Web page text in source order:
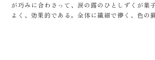
が巧みに合わさって、涙の露のひとしずくが菓
よく、効果的である。全体に繊細で儚く、色の